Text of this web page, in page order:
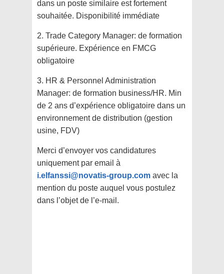
dans un poste similaire est fortement
souhaitée. Disponibilité immédiate
2. Trade Category Manager: de formation
supérieure. Expérience en FMCG
obligatoire
3. HR & Personnel Administration
Manager: de formation business/HR. Min
de 2 ans d’expérience obligatoire dans un
environnement de distribution (gestion
usine, FDV)
Merci d’envoyer vos candidatures
uniquement par email à
i.elfanssi@novatis-group.com avec la
mention du poste auquel vous postulez
dans l’objet de l’e-mail.